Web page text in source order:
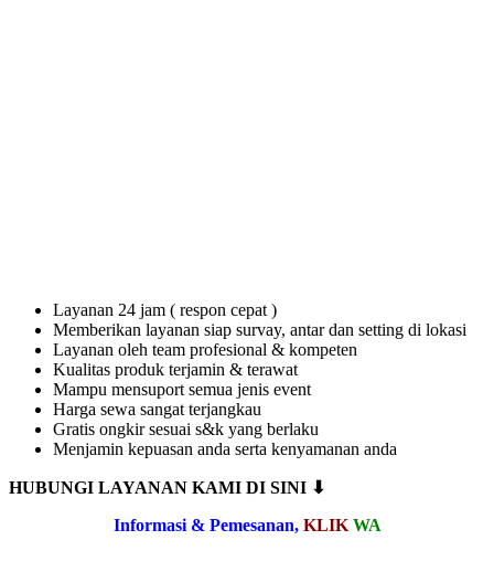
Layanan 24 jam ( respon cepat )
Memberikan layanan siap survay, antar dan setting di lokasi
Layanan oleh team profesional & kompeten
Kualitas produk terjamin & terawat
Mampu mensuport semua jenis event
Harga sewa sangat terjangkau
Gratis ongkir sesuai s&k yang berlaku
Menjamin kepuasan anda serta kenyamanan anda
HUBUNGI LAYANAN KAMI DI SINI ⬇
Informasi & Pemesanan, KLIK WA